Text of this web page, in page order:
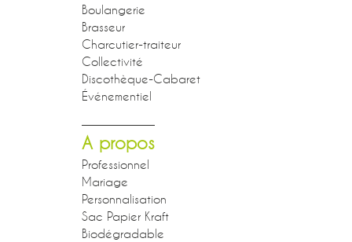
Boulangerie
Brasseur
Charcutier-traiteur
Collectivité
Discothèque-Cabaret
Événementiel
A propos
Professionnel
Mariage
Personnalisation
Sac Papier Kraft
Biodégradable